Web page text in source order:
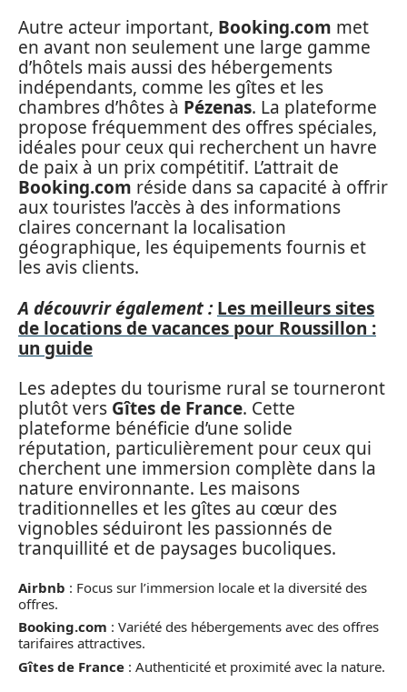
Autre acteur important, Booking.com met
en avant non seulement une large gamme
d’hôtels mais aussi des hébergements
indépendants, comme les gîtes et les
chambres d’hôtes à Pézenas. La plateforme
propose fréquemment des offres spéciales,
idéales pour ceux qui recherchent un havre
de paix à un prix compétitif. L’attrait de
Booking.com réside dans sa capacité à offrir
aux touristes l’accès à des informations
claires concernant la localisation
géographique, les équipements fournis et
les avis clients.
A découvrir également : Les meilleurs sites
de locations de vacances pour Roussillon :
un guide
Les adeptes du tourisme rural se tourneront
plutôt vers Gîtes de France. Cette
plateforme bénéficie d’une solide
réputation, particulièrement pour ceux qui
cherchent une immersion complète dans la
nature environnante. Les maisons
traditionnelles et les gîtes au cœur des
vignobles séduiront les passionnés de
tranquillité et de paysages bucoliques.
Airbnb : Focus sur l’immersion locale et la diversité des
offres.
Booking.com : Variété des hébergements avec des offres
tarifaires attractives.
Gîtes de France : Authenticité et proximité avec la nature.